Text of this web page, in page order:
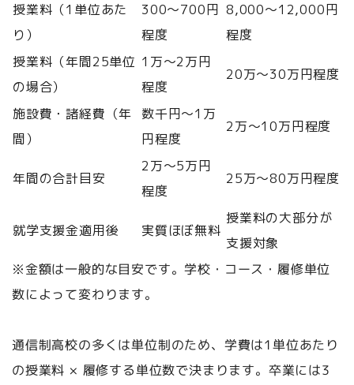
授業料（1単位あた
り）
300〜700円
程度
8,000〜12,000円
程度
授業料（年間25単位
の場合）
1万〜2万円
程度
20万〜30万円程度
施設費・諸経費（年
間）
数千円〜1万
円程度
2万〜10万円程度
年間の合計目安
2万〜5万円
程度
25万〜80万円程度
就学支援金適用後 実質ほぼ無料
授業料の大部分が
支援対象
※金額は一般的な目安です。学校・コース・履修単位
数によって変わります。
通信制高校の多くは単位制のため、学費は1単位あたり
の授業料 × 履修する単位数で決まります。卒業には3